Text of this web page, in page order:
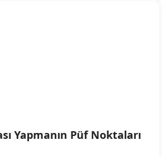
Yapmanın Püf Noktaları